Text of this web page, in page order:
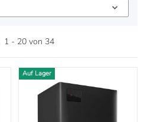
1 - 20 von 34
Auf Lager